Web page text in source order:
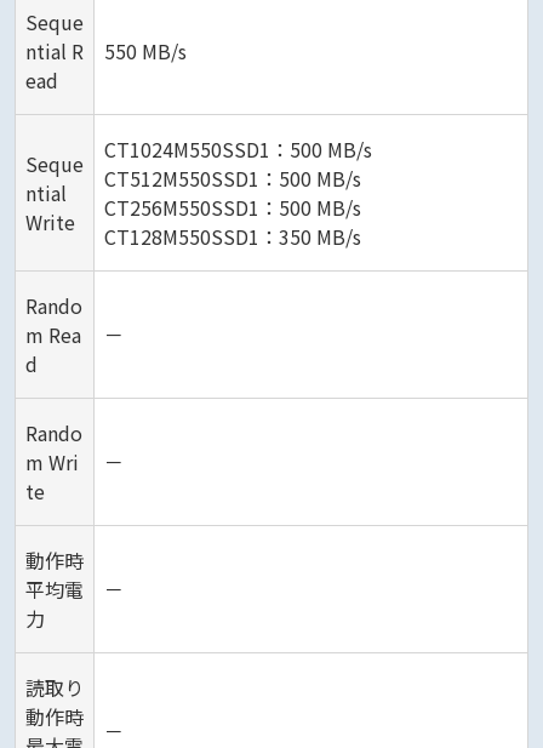
Seque
ntial R
ead
550 MB/s
Seque
ntial
Write
CT1024M550SSD1：500 MB/s
CT512M550SSD1：500 MB/s
CT256M550SSD1：500 MB/s
CT128M550SSD1：350 MB/s
Rando
m Rea
d
－
Rando
m Wri
te
－
動作時
平均電
力
－
読取り
動作時
－